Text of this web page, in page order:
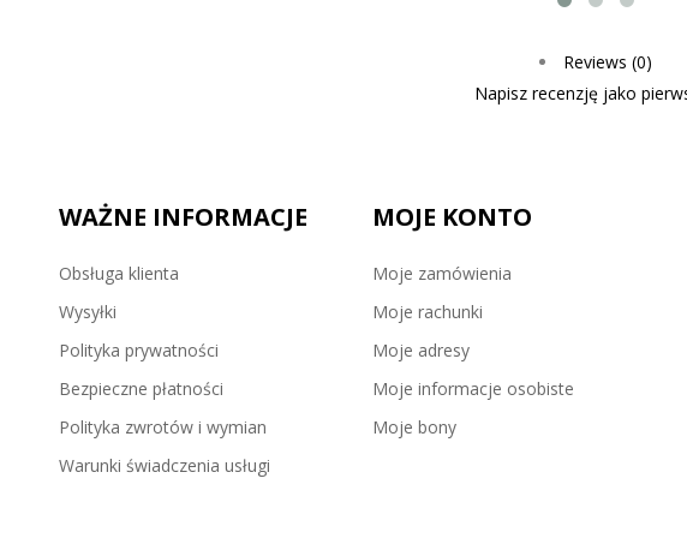
Reviews (0)
Napisz recenzję jako
WAŻNE INFORMACJE
Obsługa klienta
Wysyłki
Polityka prywatności
Bezpieczne płatności
Polityka zwrotów i wymian
Warunki świadczenia usługi
MOJE KONTO
Moje zamówienia
Moje rachunki
Moje adresy
Moje informacje osobiste
Moje bony